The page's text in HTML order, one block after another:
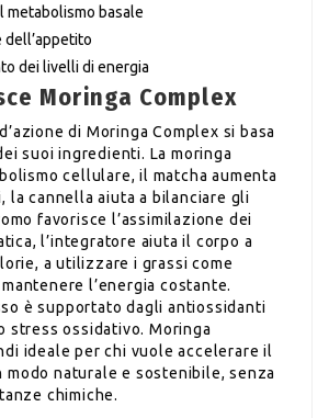
metabolismo basale
dell’appetito
dei livelli di energia
Moringa Complex
di Moringa Complex si basa
suoi ingredienti. La moringa
cellulare, il matcha aumenta
la cannella aiuta a bilanciare gli
favorisce l’assimilazione dei
l’integratore aiuta il corpo a
a utilizzare i grassi come
l’energia costante.
è supportato dagli antiossidanti
stress ossidativo. Moringa
ideale per chi vuole accelerare il
modo naturale e sostenibile, senza
chimiche.